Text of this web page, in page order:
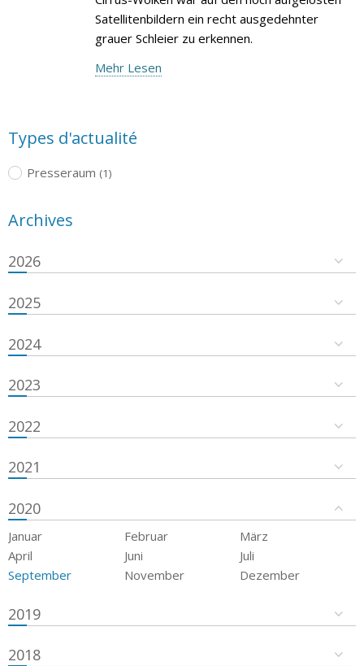
Satellitenbildern ein recht ausgedehnter
grauer Schleier zu erkennen.
Mehr Lesen
Types d'actualité
Presseraum (1)
Archives
2026
2025
2024
2023
2022
2021
2020
Januar Februar
März
April
Juni
Juli
September
November Dezember
2019
2018